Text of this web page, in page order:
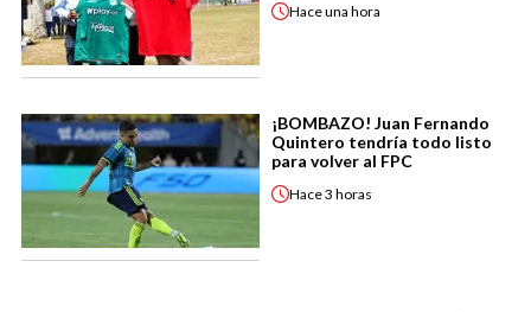
Haceuna hora
¡BOMBAZO! Juan Fernando
Quintero tendría todo listo
para volver al FPC
Hace3 horas